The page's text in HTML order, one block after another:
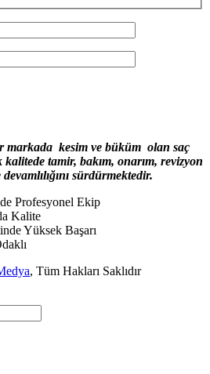
markada kesim ve büküm olan saç
tamir, bakım, onarım, revizyon
sürdürmektedir.
Profesyonel Ekip
Kalite
Yüksek Başarı
, Tüm Hakları Saklıdır